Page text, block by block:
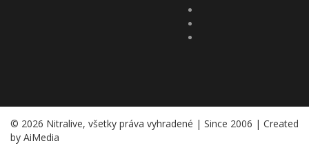
© 2026 Nitralive, všetky práva vyhradené | Since 2006 | Created
by AiMedia